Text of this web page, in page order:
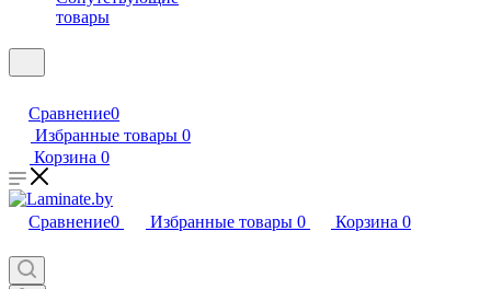
товары
Сравнение0
Избранные товары 0
Корзина 0
Сравнение0 Избранные товары 0 Корзина 0